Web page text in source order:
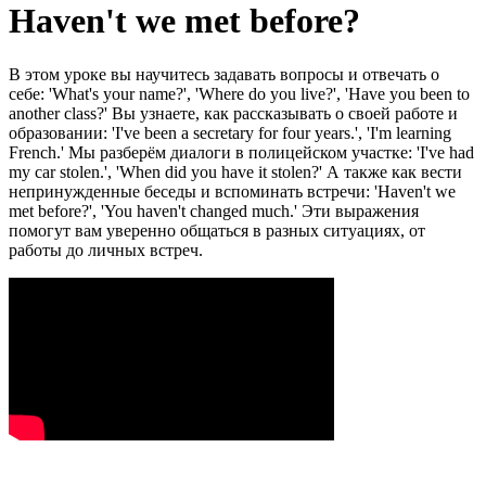
Haven't we met before?
В этом уроке вы научитесь задавать вопросы и отвечать о
себе: 'What's your name?', 'Where do you live?', 'Have you been to
another class?' Вы узнаете, как рассказывать о своей работе и
образовании: 'I've been a secretary for four years.', 'I'm learning
French.' Мы разберём диалоги в полицейском участке: 'I've had
my car stolen.', 'When did you have it stolen?' А также как вести
непринужденные беседы и вспоминать встречи: 'Haven't we
met before?', 'You haven't changed much.' Эти выражения
помогут вам уверенно общаться в разных ситуациях, от
работы до личных встреч.